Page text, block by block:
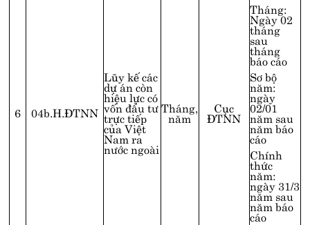
6 04b.H.ĐTNN
Lũy kế các
dự án còn
hiệu lực có
vốn đầu tư
trực tiếp
của Việt
Nam ra
nước ngoài
Tháng,
năm
Cục
ĐTNN
Tháng:
Ngày 02
tháng
sau
tháng
báo cáo
Sơ bộ
năm:
ngày
02/01
năm sau
năm báo
cáo
Chính
thức
năm:
ngày 31/3
năm sau
năm báo
cáo